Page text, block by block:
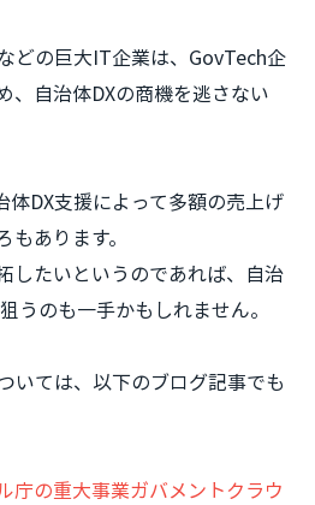
どの巨大IT企業は、GovTech企
、自治体DXの商機を逃さない
DX支援によって多額の売上げ
あります。
したいというのであれば、自治
うのも一手かもしれません。
いては、以下のブログ記事でも
庁の重大事業ガバメントクラウ